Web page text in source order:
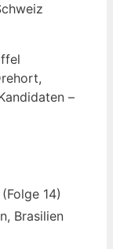
–
14)
Brasilien